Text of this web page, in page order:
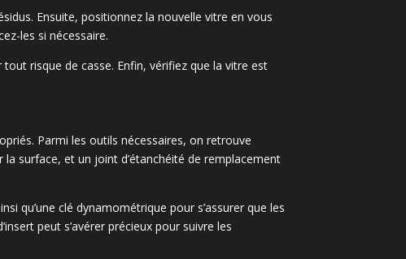
Ensuite, positionnez la nouvelle vitre en vous
les si nécessaire.
risque de casse. Enfin, vérifiez que la vitre est
Parmi les outils nécessaires, on retrouve
surface, et un joint d’étanchéité de remplacement
qu’une clé dynamométrique pour s’assurer que les
peut s’avérer précieux pour suivre les